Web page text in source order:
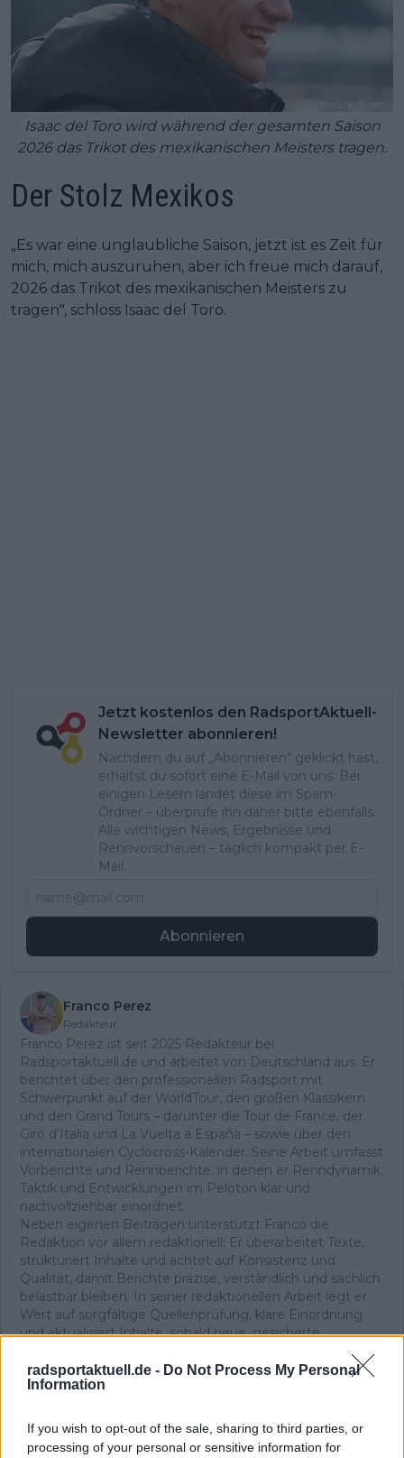
radsportaktuell.de - Do Not Process My Personal
Information
If you wish to opt-out of the sale, sharing to third parties, or
processing of your personal or sensitive information for
Isaac del Toro wird während der gesamten Saison
2026 das Trikot des mexikanischen Meisters tragen.
Der Stolz Mexikos
„Es war eine unglaubliche Saison, jetzt ist es Zeit für
mich, mich auszuruhen, aber ich freue mich darauf,
2026 das Trikot des mexikanischen Meisters zu
tragen", schloss Isaac del Toro.
Jetzt kostenlos den RadsportAktuell-
Newsletter abonnieren!
Nachdem du auf „Abonnieren“ geklickt hast,
erhältst du sofort eine E-Mail von uns. Bei
einigen Lesern landet diese im Spam-
Ordner – überprüfe ihn daher bitte ebenfalls.
Alle wichtigen News, Ergebnisse und
Rennvorschauen – täglich kompakt per E-
Mail.
Abonnieren
Franco Perez
Redakteur
Franco Perez ist seit 2025 Redakteur bei
Radsportaktuell.de und arbeitet von Deutschland aus. Er
berichtet über den professionellen Radsport mit
Schwerpunkt auf der WorldTour, den großen Klassikern
und den Grand Tours – darunter die Tour de France, der
Giro d’Italia und La Vuelta a España – sowie über den
internationalen Cyclocross-Kalender. Seine Arbeit umfasst
Vorberichte und Rennberichte, in denen er Renndynamik,
Taktik und Entwicklungen im Peloton klar und
nachvollziehbar einordnet.
Neben eigenen Beiträgen unterstützt Franco die
Redaktion vor allem redaktionell: Er überarbeitet Texte,
strukturiert Inhalte und achtet auf Konsistenz und
Qualität, damit Berichte präzise, verständlich und sachlich
belastbar bleiben. In seiner redaktionellen Arbeit legt er
Wert auf sorgfältige Quellenprüfung, klare Einordnung
und aktualisiert Inhalte, sobald neue, gesicherte
Beiträge des Autors ansehen